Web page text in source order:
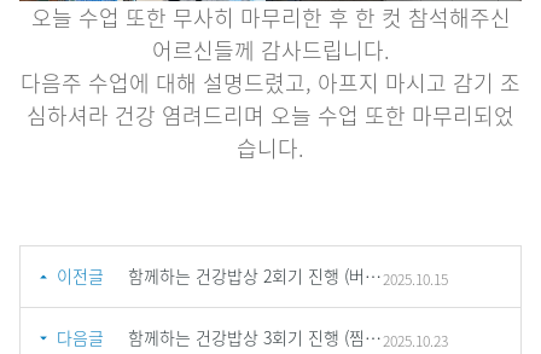
오늘 수업 또한 무사히 마무리한 후 한 컷 참석해주신
어르신들께 감사드립니다.
다음주 수업에 대해 설명드렸고, 아프지 마시고 감기 조
심하셔라 건강 염려드리며 오늘 수업 또한 마무리되었
습니다.
이전글 함께하는 건강밥상 2회기 진행 (버섯 소불고기)2025.10.15
다음글 함께하는 건강밥상 3회기 진행 (찜닭)2025.10.23